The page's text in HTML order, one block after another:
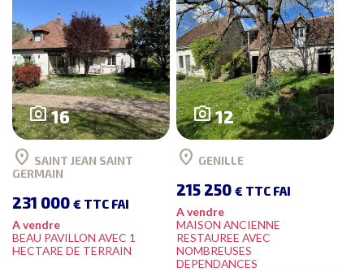
photo_camera16
location_on SAINT JEAN SAINT
GERMAIN
231 000€ TTC FAI
A vendre
BEAU PAVILLON AVEC 1
HECTARE DE TERRAIN
photo_camera12
location_on GENILLE
215 250€ TTC FAI
A vendre
MAISON ANCIENNE
RESTAUREE AVEC
NOMBREUSES
DEPENDANCES